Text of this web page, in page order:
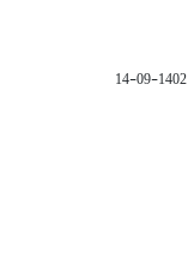
1402-09-14